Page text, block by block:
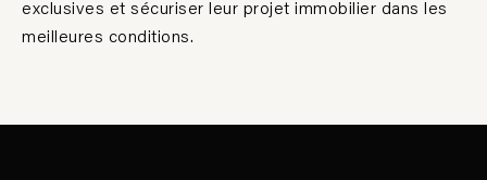
exclusives et sécuriser leur projet immobilier dans les
meilleures conditions.